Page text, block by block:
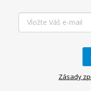
Zásady